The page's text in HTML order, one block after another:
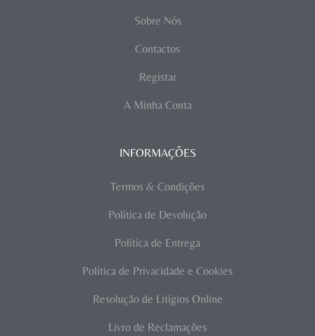
Sobre Nós
Contactos
Registar
A Minha Conta
INFORMAÇÕES
Termos & Condições
Política de Devolução
Política de Entrega
Política de Privacidade e Cookies
Resolução de Litígios Online
Livro de Reclamações